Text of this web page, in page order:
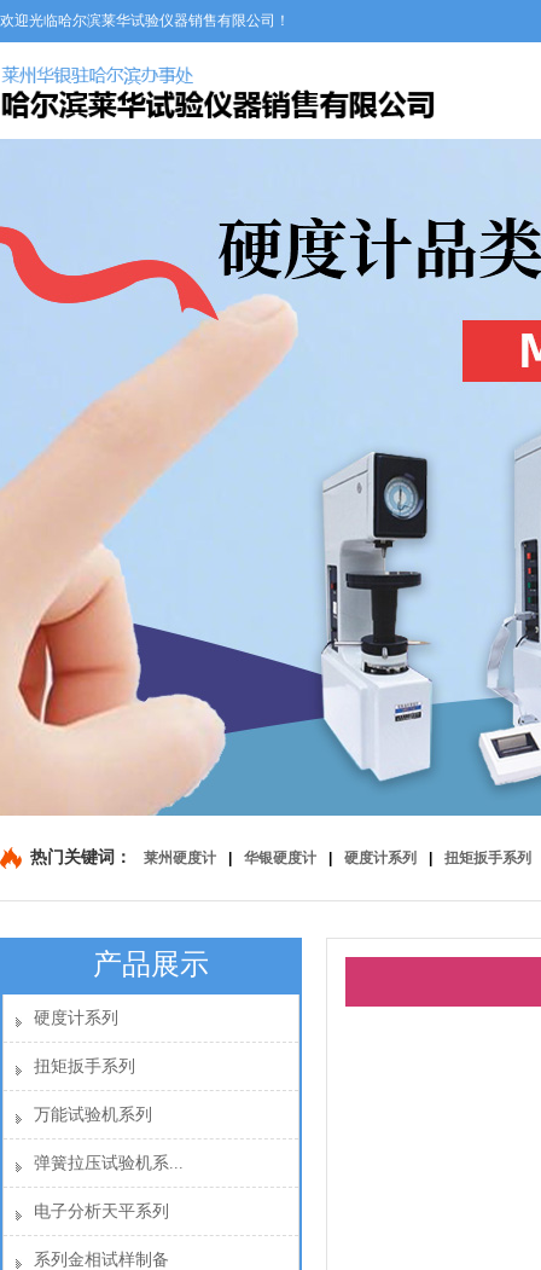
欢迎光临哈尔滨莱华试验仪器销售有限公司！
热门关键词： 莱州硬度计 华银硬度计 硬度计系列 扭矩扳手系列
产品展示
硬度计系列
扭矩扳手系列
万能试验机系列
弹簧拉压试验机系...
电子分析天平系列
系列金相试样制备